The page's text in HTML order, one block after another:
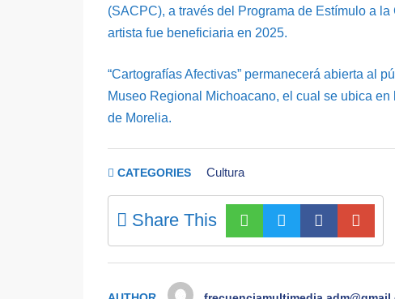
(SACPC), a través del Programa de Estímulo a
artista fue beneficiaria en 2025.
“Cartografías Afectivas” permanecerá abierta al
Museo Regional Michoacano, el cual se ubica
de Morelia.
CATEGORIES Cultura
Share This